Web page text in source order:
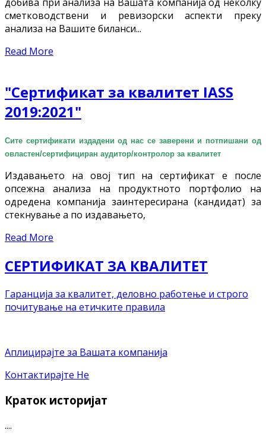
сметководствени и ревизорски аспекти преку
анализа на Вашите биланси...
Read More
"Сертификат за квалитет IASS
2019:2021"
Сите сертификати издадени од нас се заверени и потпишани од
овластен/сертифициран аудитор/контролор за квалитет
Издавањето на овој тип на сертификат е после
опсежна анализа на продуктното портфолио на
одредена компанија заинтересирана (кандидат) за
стекнување а по издавањето,
Read More
СЕРТИФИКАТ ЗА КВАЛИТЕТ
Гаранција за квалитет, деловно работење и строго
почитување на етичките правила
Аплицирајте за Вашата компанија
Контактирајте Не
Краток историјат
....